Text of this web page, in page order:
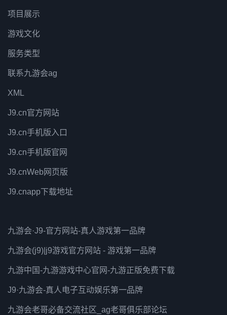
项目展示
游戏文化
服务类型
联系九游会ag
XML
J9.cn官方网站
J9.cn手机版入口
J9.cn手机版官网
J9.cnWeb网页版
J9.cnapp下载地址
九游会·J9-官方网站-真人游戏第一品牌
九游会(j9)|j9游戏官方网站 - 游戏第一品牌
九游中国-九游游戏中心官网-九游正版免费下载
J9·九游会-真人电子互动娱乐第一品牌
九游会老哥必备交流社区_ag老哥俱乐部论坛